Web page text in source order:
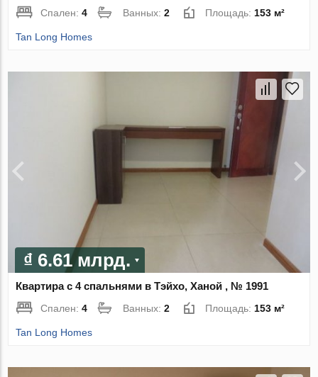
Спален:4 Ванных:2 Площадь: 153 м²
Tan Long Homes
₫ 6.61 млрд.
Квартира с 4 спальнями в Тэйхо, Ханой , № 1991
Спален:4 Ванных:2 Площадь: 153 м²
Tan Long Homes